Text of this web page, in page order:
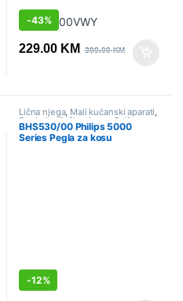
-43%
229.00 KM 399.00KM
Lična njega, Mali kućanski aparati,
Pegle i uvijači za kosu, Sniženo
BHS530/00 Philips 5000
Series Pegla za kosu
-12%